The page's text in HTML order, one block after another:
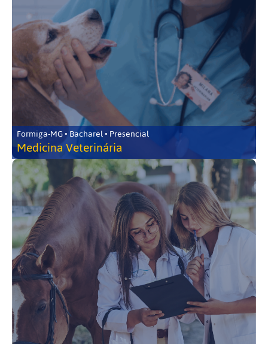
Formiga-MG • Bacharel • Presencial
Medicina Veterinária